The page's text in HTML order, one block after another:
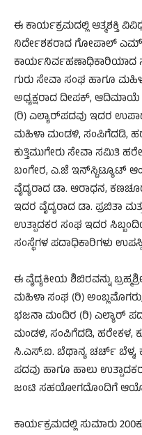
ಈ ಕಾರ್ಯಕ್ರಮದಲ್ಲಿ ಆತ್ಮಶಕ್ತಿ
ನಿರ್ದೇಶಕರಾದ ಗೋಪಾಲ್
ಕಾರ್ಯನಿರ್ವಹಣಾಧಿಕಾರಿಯಾದ
ಗುರು ಸೇವಾ ಸಂಘ ಹಾಗೂ
ಅಧ್ಯಕ್ಷರಾದ ದೀಪಕ್,
(ರಿ) ಎಲ್ಯಾರ್‌ಪದವು ಇದರ
ಮಹಿಳಾ ಮಂಡಳಿ, ಸಂಪಿಗೆದಡಿ,
ಕುತ್ತಿಮುಗೇರು ಸೇವಾ ಸಮಿತಿ
ಬಂಗೇರ, ಎ.ಜೆ ಇನ್‌ಸ್ಟಿಟ್ಯೂಟ್
ವೈದ್ಯರಾದ ಡಾ. ಆರಾಧನ,
ಇದರ ವೈದ್ಯರಾದ ಡಾ. ಪ್ರಬಿತಾ
ಉತ್ಪಾದಕರ ಸಂಘ ಇದರ
ಸಂಸ್ಥೆಗಳ ಪದಾಧಿಕಾರಿಗಳು
ಈ ವೈದ್ಯಕೀಯ ಶಿಬಿರವನ್ನು
ಮಹಿಳಾ ಸಂಘ (ರಿ)
ಭಜನಾ ಮಂದಿರ (ರಿ) ಎಲ್ಯಾರ್
ಮಂಡಳಿ, ಸಂಪಿಗೆದಡಿ, ಹರೇಕಳ,
ಸಿ.ಎಸ್.ಐ. ಬೆಥಾನ್ಯ ಚರ್ಚ್
ಪದವು ಹಾಗೂ ಹಾಲು
ಜಂಟಿ ಸಹಯೋಗದೊಂದಿಗೆ
ಕಾರ್ಯಕ್ರಮದಲ್ಲಿ ಸುಮಾರು